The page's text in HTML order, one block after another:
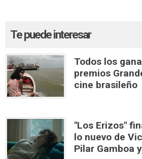
Te puede interesar
Todos los
premios
cine brasileño
"Los Erizos"
lo nuevo de
Pilar Gamboa